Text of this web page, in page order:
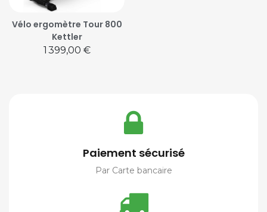
Vélo ergomètre Tour 800
Kettler
Prix
1 399,00 €
Paiement sécurisé
Par Carte bancaire